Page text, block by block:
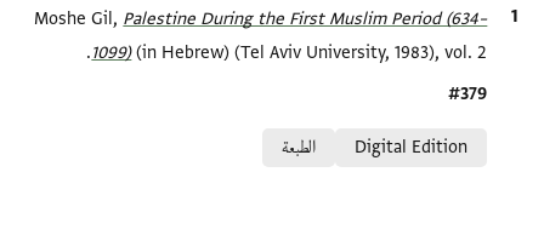
الاقتباس المرجعي Moshe Gil,Palestine During the First Muslim Period (634–
1099)‎(in Hebrew) (Tel Aviv University, 1983), vol. 2.
Location in source
#379
Digital Edition
الطبعة